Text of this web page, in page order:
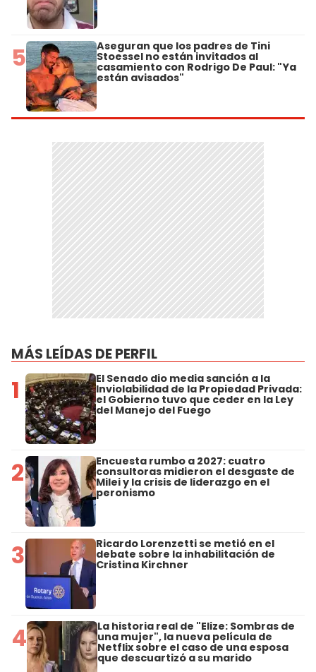
5 Aseguran que los padres de Tini
Stoessel no están invitados al
casamiento con Rodrigo De Paul: "Ya
están avisados"
MÁS LEÍDAS DE PERFIL
1 El Senado dio media sanción a la
Inviolabilidad de la Propiedad Privada:
el Gobierno tuvo que ceder en la Ley
del Manejo del Fuego
2 Encuesta rumbo a 2027: cuatro
consultoras midieron el desgaste de
Milei y la crisis de liderazgo en el
peronismo
3 Ricardo Lorenzetti se metió en el
debate sobre la inhabilitación de
Cristina Kirchner
4 La historia real de "Elize: Sombras de
una mujer", la nueva película de
Netflix sobre el caso de una esposa
que descuartizó a su marido